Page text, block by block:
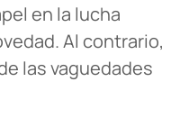
en la lucha
Al contrario,
las vaguedades